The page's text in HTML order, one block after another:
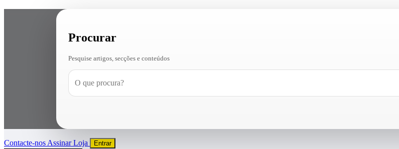
Procurar
Pesquise artigos, secções e conteúdos
Contacte-nos AssinarLoja Entrar